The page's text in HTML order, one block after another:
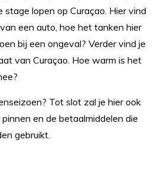
stage lopen op Curaçao. Hier vind
een auto, hoe het tanken hier
bij een ongeval? Verder vind je
van Curaçao. Hoe warm is het
Tot slot zal je hier ook
en de betaalmiddelen die
gebruikt.